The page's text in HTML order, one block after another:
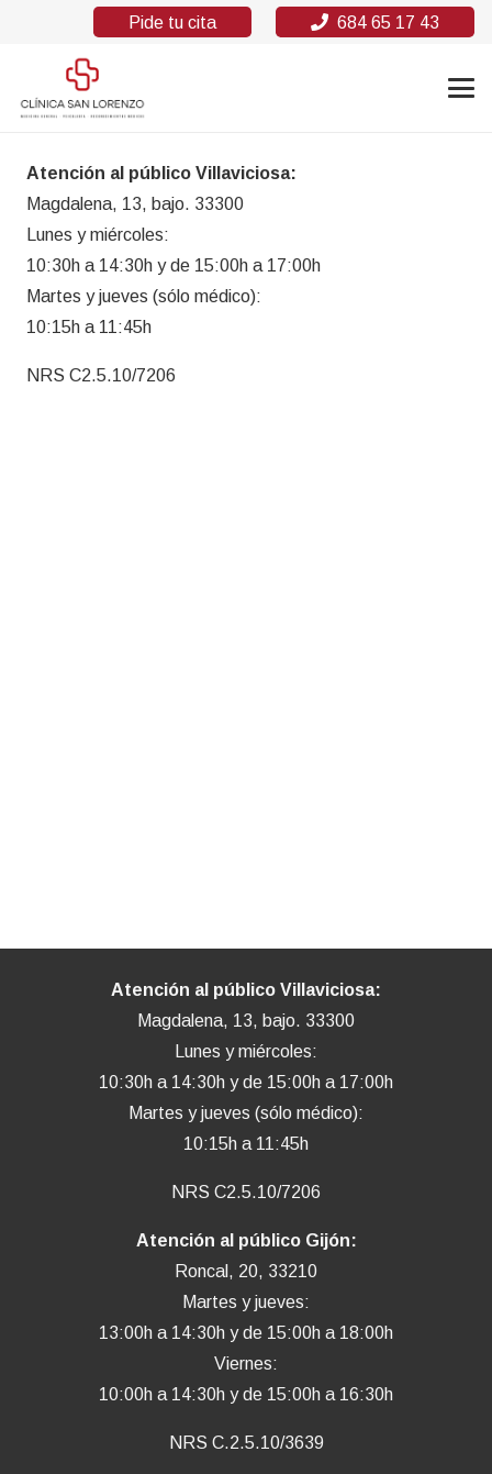
Pide tu cita 684 65 17 43
Atención al público Villaviciosa:
Magdalena, 13, bajo. 33300
Lunes y miércoles:
10:30h a 14:30h y de 15:00h a 17:00h
Martes y jueves (sólo médico):
10:15h a 11:45h
NRS C2.5.10/7206
Atención al público Villaviciosa:
Magdalena, 13, bajo. 33300
Lunes y miércoles:
10:30h a 14:30h y de 15:00h a 17:00h
Martes y jueves (sólo médico):
10:15h a 11:45h
NRS C2.5.10/7206
Atención al público Gijón:
Roncal, 20, 33210
Martes y jueves:
13:00h a 14:30h y de 15:00h a 18:00h
Viernes:
10:00h a 14:30h y de 15:00h a 16:30h
NRS C.2.5.10/3639